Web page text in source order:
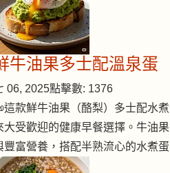
牛油果多士配溫泉蛋
06, 2025點擊數: 1376
這款鮮牛油果（酪梨）多士配水
大受歡迎的健康早餐選擇。牛油
豐富營養，搭配半熟流心的水煮